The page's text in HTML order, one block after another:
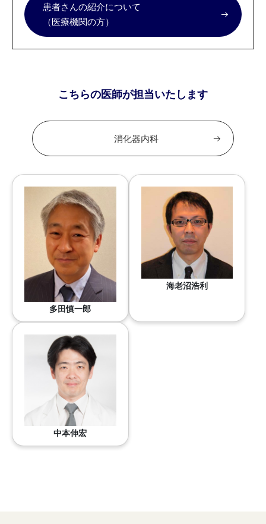
患者さんの紹介について
（医療機関の方）
こちらの医師が担当いたします
消化器内科
多田慎一郎
海老沼浩利
中本伸宏